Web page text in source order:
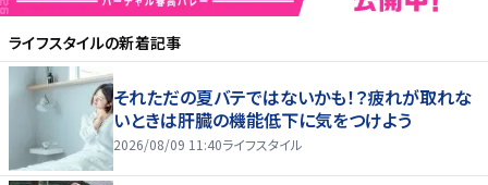
ライフスタイルの新着記事
それただの夏バテではないかも！？疲れが取れな
いときは肝臓の機能低下に気をつけよう
2026/08/09 11:40ライフスタイル